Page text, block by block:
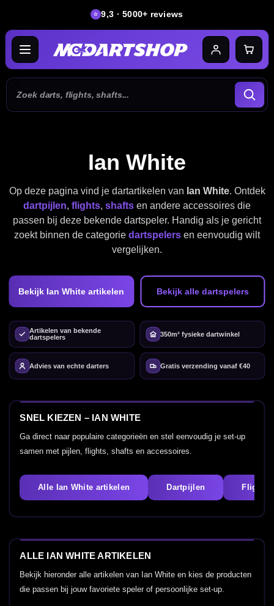
9,3 · 5000+ reviews
Ian White
Op deze pagina vind je dartartikelen van Ian White. Ontdek
dartpijlen, flights, shafts en andere accessoires die
passen bij deze bekende dartspeler. Handig als je gericht
zoekt binnen de categorie dartspelers en eenvoudig wilt
vergelijken.
Bekijk Ian White artikelen Bekijk alle dartspelers
Artikelen van bekende
dartspelers
350m² fysieke dartwinkel
Advies van echte darters Gratis verzending vanaf €40
SNEL KIEZEN – IAN WHITE
Ga direct naar populaire categorieën en stel eenvoudig je set-up
samen met pijlen, flights, shafts en accessoires.
Alle Ian White artikelen Dartpijlen Flights
ALLE IAN WHITE ARTIKELEN
Bekijk hieronder alle artikelen van Ian White en kies de producten
die passen bij jouw favoriete speler of persoonlijke set-up.